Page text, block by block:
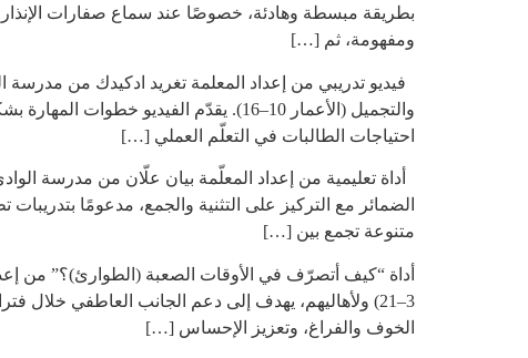
بطريقة مبسطة وهادئة، خصوصًا عند سماع صفارات
ومفهومة، ثم […]
فيديو تدريبي من إعداد المعلمة تغريد ادكيدك من مدرسة
والتجميل (الأعمار 10–16). يقدّم
احتياجات الطالبات في التعلّم العملي […]
أداة تعليمية من إعداد المعلّمة بيان علّان من مدرسة
متنوعة تجمع بين […]
أداة “كيف أتصرّف في الأوقات الصعبة (الطوارئ)؟” من
3–21) ولأهاليهم، يهدف إلى دعم الجانب العاطفي
الخوف والفراغ، وتعزيز الإحساس […]